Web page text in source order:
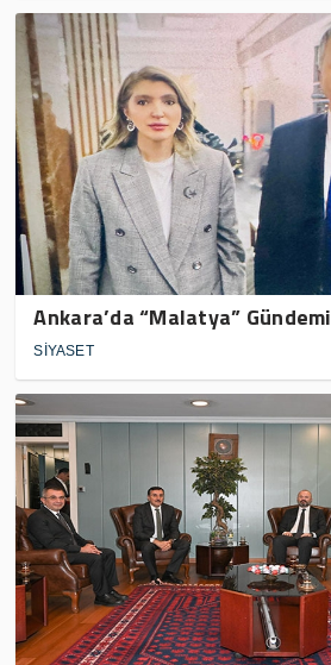
Ankara’da “Malatya” Gündemi
SİYASET